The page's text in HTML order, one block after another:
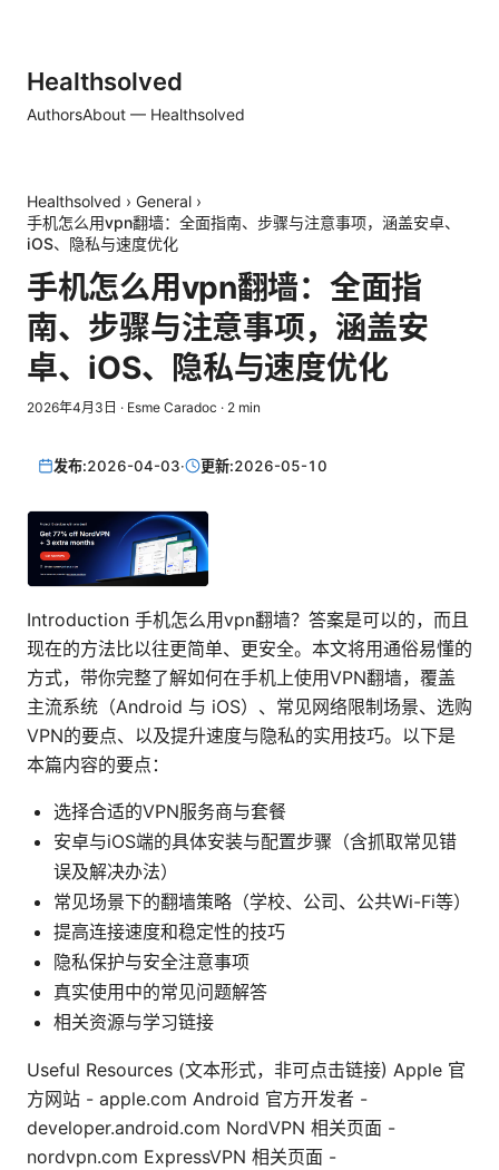
Healthsolved
AuthorsAbout — Healthsolved
Healthsolved › General ›
手机怎么用vpn翻墙：全面指南、步骤与注意事项，涵盖安卓、
iOS、隐私与速度优化
手机怎么用vpn翻墙：全面指
南、步骤与注意事项，涵盖安
卓、iOS、隐私与速度优化
2026年4月3日 · Esme Caradoc · 2 min
发布:2026-04-03· 更新:2026-05-10
Introduction 手机怎么用vpn翻墙？答案是可以的，而且
现在的方法比以往更简单、更安全。本文将用通俗易懂的
方式，带你完整了解如何在手机上使用VPN翻墙，覆盖
主流系统（Android 与 iOS）、常见网络限制场景、选购
VPN的要点、以及提升速度与隐私的实用技巧。以下是
本篇内容的要点：
选择合适的VPN服务商与套餐
安卓与iOS端的具体安装与配置步骤（含抓取常见错
误及解决办法）
常见场景下的翻墙策略（学校、公司、公共Wi-Fi等）
提高连接速度和稳定性的技巧
隐私保护与安全注意事项
真实使用中的常见问题解答
相关资源与学习链接
Useful Resources (文本形式，非可点击链接) Apple 官
方网站 - apple.com Android 官方开发者 -
developer.android.com NordVPN 相关页面 -
nordvpn.com ExpressVPN 相关页面 -